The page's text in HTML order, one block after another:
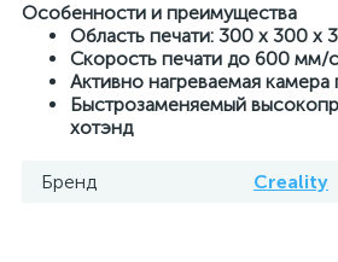
Особенности и преимущества
Область печати: 300 x 300 x
Скорость печати до 600 мм/с
Активно нагреваемая камера
Быстрозаменяемый
хотэнд
Бренд Creality